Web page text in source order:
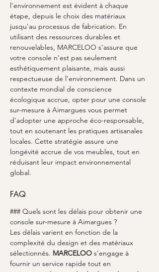
l'environnement est évident à chaque
étape, depuis le choix des matériaux
jusqu'au processus de fabrication. En
utilisant des ressources durables et
renouvelables, MARCELOO s'assure que
votre console n'est pas seulement
esthétiquement plaisante, mais aussi
respectueuse de l'environnement. Dans un
contexte mondial de conscience
écologique accrue, opter pour une console
sur-mesure à Aimargues vous permet
d'adopter une approche éco-responsable,
tout en soutenant les pratiques artisanales
locales. Cette stratégie assure une
longévité accrue de vos meubles, tout en
réduisant leur impact environnemental
global.
FAQ
### Quels sont les délais pour obtenir une
console sur-mesure à Aimargues ?
Les délais varient en fonction de la
complexité du design et des matériaux
sélectionnés. MARCELOO s'engage à
fournir un service rapide tout en